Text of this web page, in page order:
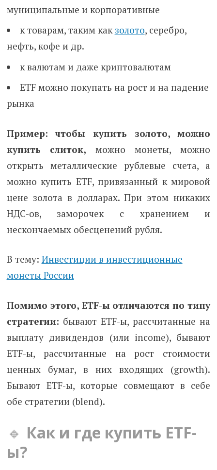
муниципальные и корпоративные
к товарам, таким какзолото, серебро,
нефть, кофе и др.
к валютам и даже криптовалютам
ETF можно покупать на рост и на падение
рынка
Пример: чтобы купить золото, можно
купить слиток, можно монеты, можно
открыть металлические рублевые счета, а
можно купить ETF, привязанный к мировой
цене золота в долларах. При этом никаких
НДС-ов, заморочек с хранением и
нескончаемых обесценений рубля.
В тему: Инвестиции в инвестиционные
монеты России
Помимо этого, ETF-ы отличаются по типу
стратегии: бывают ETF-ы, рассчитанные на
выплату дивидендов (или income), бывают
ETF-ы, рассчитанные на рост стоимости
ценных бумаг, в них входящих (growth).
Бывают ETF-ы, которые совмещают в себе
обе стратегии (blend).
🔹 Как и где купить ETF-
ы?